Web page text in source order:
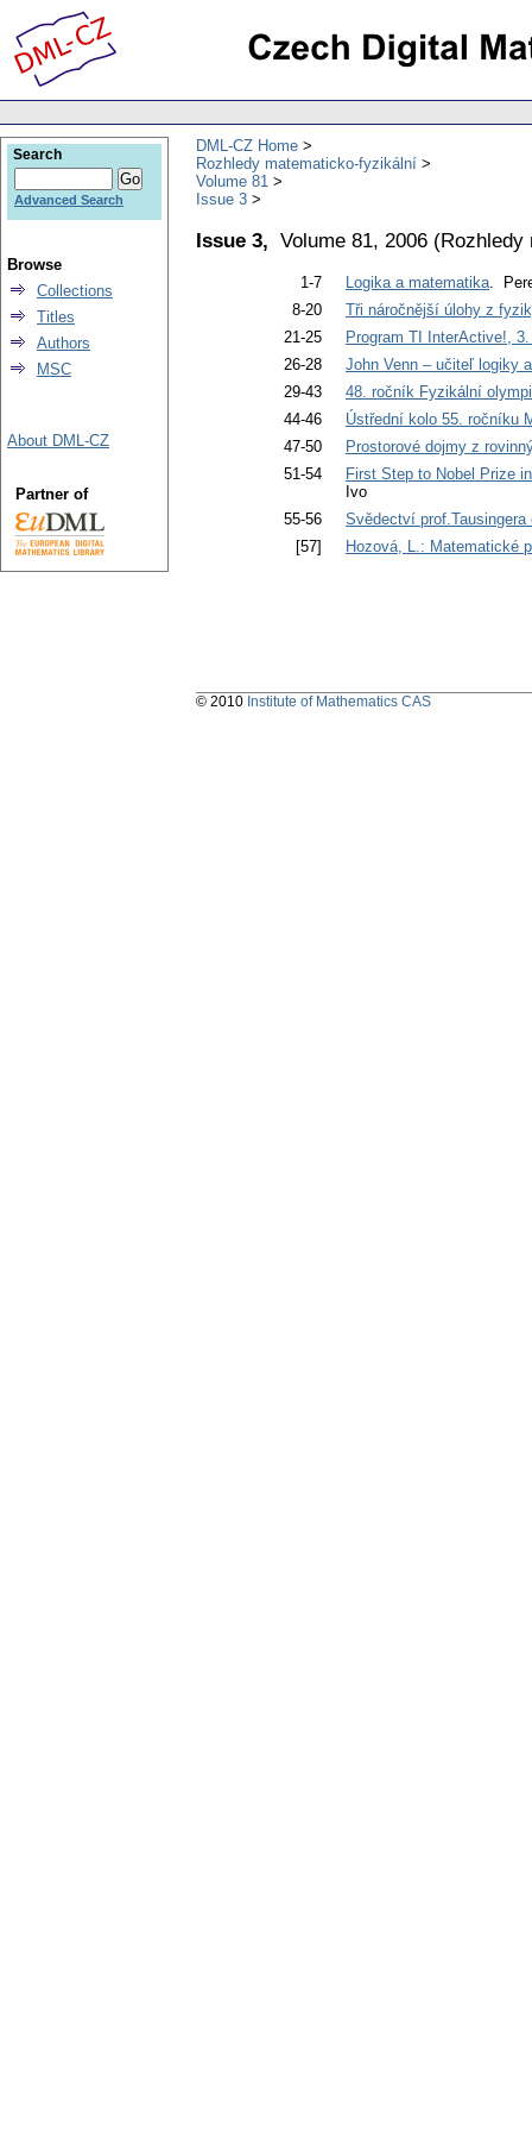
DML-CZ Home
Rozhledy matematicko-fyzikální
Volume 81
Issue 3
Issue 3, Volume 81, 2006 (Rozhledy
1-7 Logika a matematika.
8-20
Tři náročnější úlohy z
21-25
Program TI InterActive!,
26-28
John Venn – učiteľ logiky
29-43
48. ročník Fyzikální
44-46
Ústřední kolo 55. ročníku
47-50
Prostorové dojmy z
51-54
First Step to Nobel Prize
Ivo
55-56
Svědectví
[57]
Hozová, L.: Matematické
Search
Advanced Search
Browse
Collections
Titles
Authors
MSC
About DML-CZ
Partner of
© 2010 Institute of Mathematics CAS